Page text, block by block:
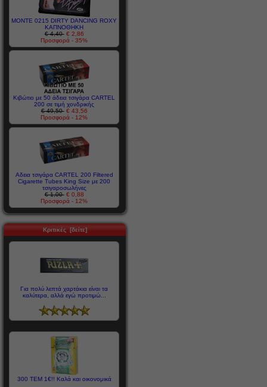
MONTE 0215 DIRTY DANCING ROXY
ΚΑΠΝΟΘΗΚΗ
€ 4,40 € 2,86
Προσφορά - 35%
Κιβώτιο με 50 άδεια τσιγάρα CARTEL
200 σε τιμή χονδρικής
€ 49,50 € 43,56
Προσφορά - 12%
Αδεια τσιγάρα CARTEL 200 Filtered
Cigarette Tubes King Size με 200
τσιγαροσωλήνες
€ 1,00 € 0,88
Προσφορά - 12%
Κριτικές [δείτε]
Για πολύ λεπτά χαρτάκια είναι τα
καλύτερα, αλλά εγώ προτιμώ...
300 ΤΕΜ 1€!! Καλά και οικονομικά